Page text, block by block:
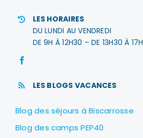
LES HORAIRES
DU LUNDI AU VENDREDI
DE 9H À 12H30 – DE 13H30 À 17H
LES BLOGS VACANCES
Blog des séjours à Biscarrosse
Blog des camps PEP40